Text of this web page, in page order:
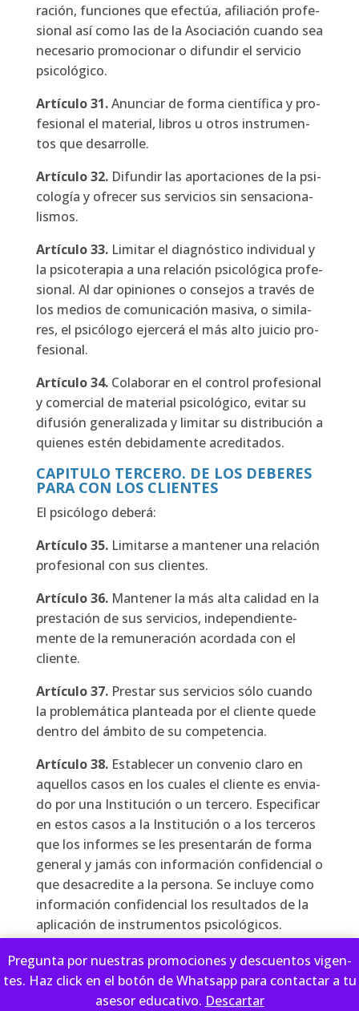
Pre­gun­ta por nues­tras pro­mo­cio­nes y des­cuen­tos vigen­
tes. Haz click en el botón de Whatsapp para con­tac­tar a tu
ase­sor edu­ca­ti­vo. Des­car­tar
ra­ción, fun­cio­nes que efec­túa, afi­lia­ción pro­fe­
sio­nal así como las de la Aso­cia­ción cuan­do sea
nece­sa­rio pro­mo­cio­nar o difun­dir el ser­vi­cio
psi­co­ló­gi­co.
Artícu­lo31.Anun­ciar de for­ma cien­tí­fi­ca y pro­
fe­sio­nal el mate­rial, libros u otros ins­tru­men­
tos que desa­rro­lle.
Artícu­lo32.Difun­dir las apor­ta­cio­nes de la psi­
co­lo­gía y ofre­cer sus ser­vi­cios sin sen­sa­cio­na­
lis­mos.
Artícu­lo33.Limi­tar el diag­nós­ti­co indi­vi­dual y
la psi­co­te­ra­pia a una rela­ción psi­co­ló­gi­ca pro­fe­
sio­nal. Al dar opi­nio­nes o con­se­jos a tra­vés de
los medios de comu­ni­ca­ción masi­va, o simi­la­
res, el psi­có­lo­go ejer­ce­rá el más alto jui­cio pro­
fe­sio­nal.
Artícu­lo34.Cola­bo­rar en el con­trol pro­fe­sio­nal
y comer­cial de mate­rial psi­co­ló­gi­co, evi­tar su
difu­sión gene­ra­li­za­da y limi­tar su dis­tri­bu­ción a
quie­nes estén debi­da­men­te acre­di­ta­dos.
CAPITULO TERCERO. DE LOS DEBERES
PARA CON LOS CLIENTES
El psi­có­lo­go debe­rá:
Artícu­lo 35. Limi­tar­se a man­te­ner una rela­ción
pro­fe­sio­nal con sus clien­tes.
Artícu­lo36.Man­te­ner la más alta cali­dad en la
pres­ta­ción de sus ser­vi­cios, inde­pen­dien­te­
men­te de la remu­ne­ra­ción acor­da­da con el
clien­te.
Artícu­lo37.Pres­tar sus ser­vi­cios sólo cuan­do
la pro­ble­má­ti­ca plan­tea­da por el clien­te que­de
den­tro del ámbi­to de su com­pe­ten­cia.
Artícu­lo38.Esta­ble­cer un con­ve­nio cla­ro en
aque­llos casos en los cua­les el clien­te es envia­
do por una Ins­ti­tu­ción o un ter­ce­ro. Espe­ci­fi­car
en estos casos a la Ins­ti­tu­ción o a los ter­ce­ros
que los infor­mes se les pre­sen­ta­rán de for­ma
gene­ral y jamás con infor­ma­ción con­fi­den­cial o
que des­acre­di­te a la per­so­na. Se inclu­ye como
infor­ma­ción con­fi­den­cial los resul­ta­dos de la
apli­ca­ción de ins­tru­men­tos psi­co­ló­gi­cos.
Artícu­lo 39.Negar­se a pres­tar sus ser­vi­cios
pro­fe­sio­na­les con fines de entre­te­ni­mien­to.